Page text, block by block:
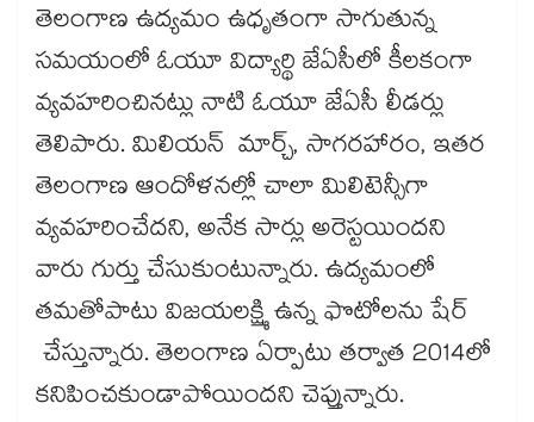
తెలంగాణ ఉద్యమం ఉధృతంగా సాగుతున్న
సమయంలో ఓయూ విద్యార్థి జేఏసీలో కీలకంగా
వ్యవహరించినట్లు నాటి ఓయూ జేఏసీ లీడర్లు
తెలిపారు. మిలియన్ మార్చ్, సాగరహారం, ఇతర
తెలంగాణ ఆందోళనల్లో చాలా మిలిటెన్సీగా
వ్యవహరించేదని, అనేక సార్లు అరెస్టయిందని
వారు గుర్తు చేసుకుంటున్నారు. ఉద్యమంలో
తమతోపాటు విజయలక్ష్మి ఉన్న ఫొటోలను షేర్
చేస్తున్నారు. తెలంగాణ ఏర్పాటు తర్వాత 2014లో
కనిపించకుండాపోయిందని చెప్తున్నారు.